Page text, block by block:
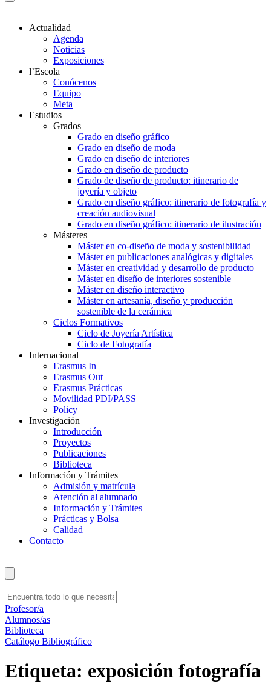
Actualidad
Agenda
Noticias
Exposiciones
l’Escola
Conócenos
Equipo
Meta
Estudios
Grados
Grado en diseño gráfico
Grado en diseño de moda
Grado en diseño de interiores
Grado en diseño de producto
Grado de diseño de producto: itinerario de
joyería y objeto
Grado en diseño gráfico: itinerario de fotografía y
creación audiovisual
Grado en diseño gráfico: itinerario de ilustración
Másteres
Máster en co-diseño de moda y sostenibilidad
Máster en publicaciones analógicas y digitales
Máster en creatividad y desarrollo de producto
Máster en diseño de interiores sostenible
Máster en diseño interactivo
Máster en artesanía, diseño y producción
sostenible de la cerámica
Ciclos Formativos
Ciclo de Joyería Artística
Ciclo de Fotografía
Internacional
Erasmus In
Erasmus Out
Erasmus Prácticas
Movilidad PDI/PASS
Policy
Investigación
Introducción
Proyectos
Publicaciones
Biblioteca
Información y Trámites
Admisión y matrícula
Atención al alumnado
Información y Trámites
Prácticas y Bolsa
Calidad
Contacto
Profesor/a
Alumnos/as
Biblioteca
Catálogo Bibliográfico
Etiqueta: exposición fotografía